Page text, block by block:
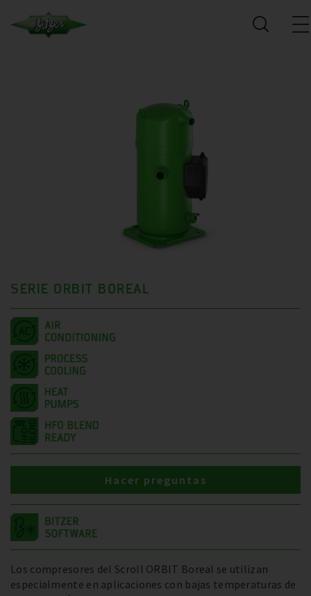
SERIE ORBIT BOREAL
Los compresores del Scroll ORBIT Boreal se utilizan
especialmente en aplicaciones con bajas temperaturas de
Hacer preguntas